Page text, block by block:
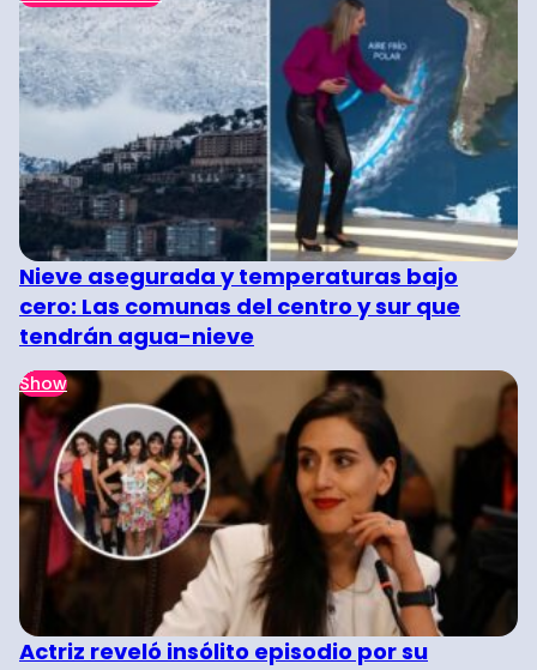
Nieve asegurada y temperaturas bajo
cero: Las comunas del centro y sur que
tendrán agua-nieve
Show
Actriz reveló insólito episodio por su